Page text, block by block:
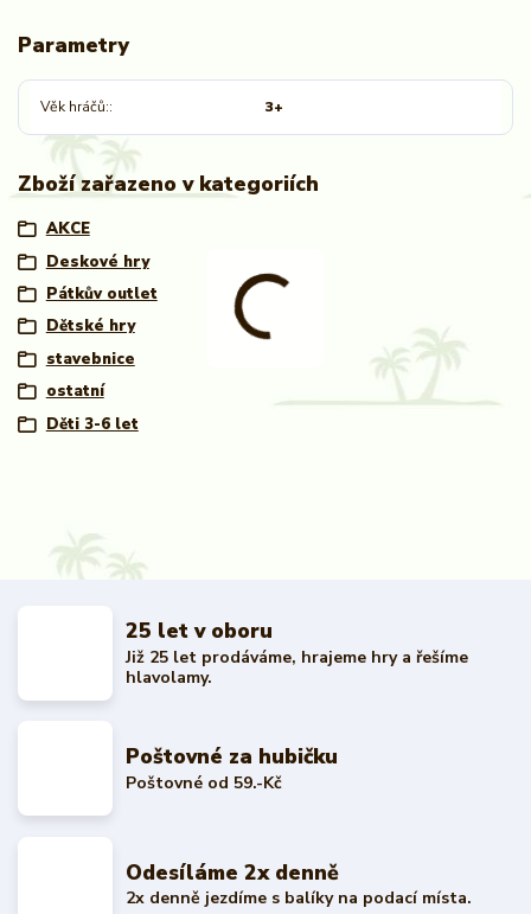
Parametry
Věk hráčů: 3+
Zboží zařazeno v kategoriích
AKCE
Deskové hry
Pátkův outlet
Dětské hry
stavebnice
ostatní
Děti 3-6 let
25 let v oboru
Již 25 let prodáváme, hrajeme hry a řešíme
hlavolamy.
Poštovné za hubičku
Poštovné od 59.-Kč
Odesíláme 2x denně
2x denně jezdíme s balíky na podací místa.